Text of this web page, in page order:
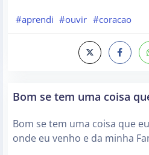
#aprendi #ouvir #coracao
Bom se tem uma coisa
Bom se tem uma coisa que
onde eu venho e da minha